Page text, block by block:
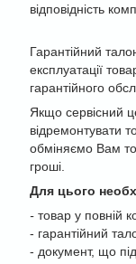
відповідність
Гарантійний
експлуатації
гарантійного
Якщо сервісний
відремонтувати
обміняємо Вам
гроші.
Для цього
- товар у повній
- гарантійний
- документ, що